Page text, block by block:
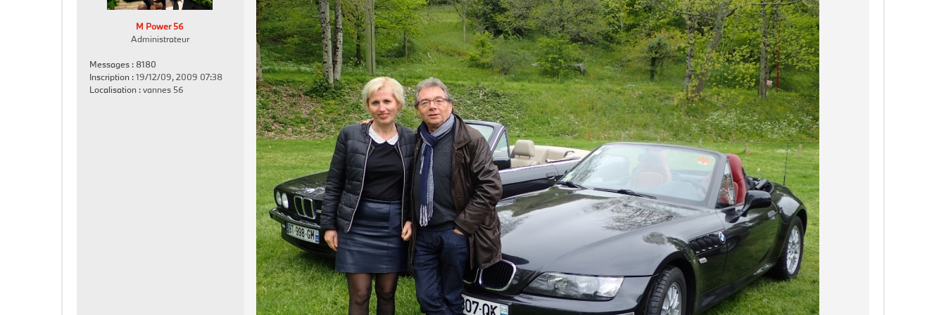
M Power 56
Administrateur
Messages : 8180
Inscription :19/12/09, 2009 07:38
Localisation :vannes 56
s
a
g
e